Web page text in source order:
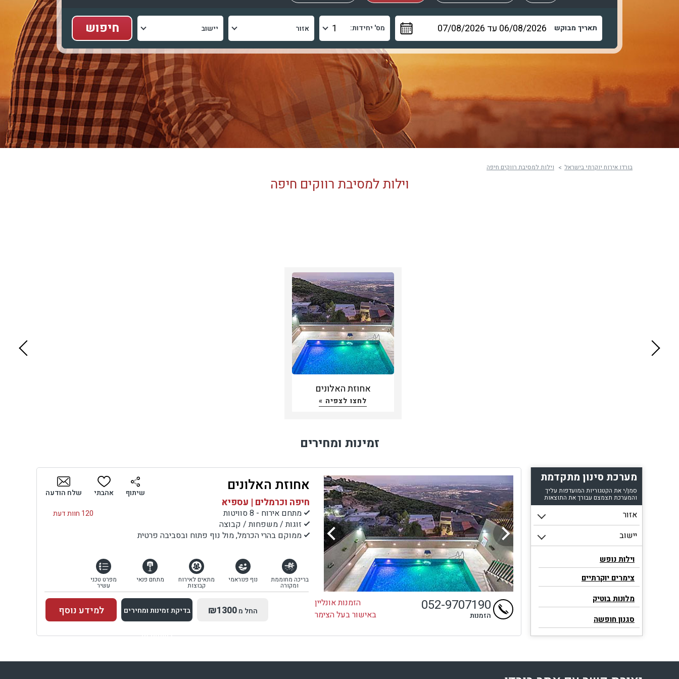
תאריך מבוקש מס' יחידות:
בורדו אירוח יוקרתי בישראל וילות למסיבת רווקים חיפה
וילות למסיבת רווקים חיפה
אחוזת האלונים
לחצו לצפיה »
זמינות ומחירים
מערכת סינון מתקדמת
סמן/י את הקטגוריות המועדפות עליך
והמערכת תצמצם עבורך את התוצאות
וילות נופש
צימרים יוקרתיים
מלונות בוטיק
סגנון חופשה
וילות עם בריכה
אחוזת האלונים
חיפה וכרמלים | עספיא
120 חוות דעת
מתחם אירוח - 8 סוויטות
זוגות / משפחות / קבוצה
ממוקם בהרי הכרמל, מול נוף פתוח ובסביבה פרטית
שיתוף אהבתי שלח הודעה
בריכה מחוממת
ומקורה
נוף פנוראמי מתאים לאירוח
קבוצות
מתחם פנאי מפרט טכני
עשיר
הזמנות אונליין
באישור בעל הצימר
052-9707190
הזמנות החל מ₪1300 בדיקת זמינות ומחירים
למתחם זה
בדיקת זמינות ומחירים
למידע נוסף